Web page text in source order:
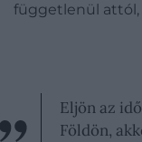
függetlenül
Eljön az
Földön,